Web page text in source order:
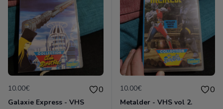
10.00€ 0
Galaxie Express - VHS
10.00€ 0
Metalder - VHS vol 2.